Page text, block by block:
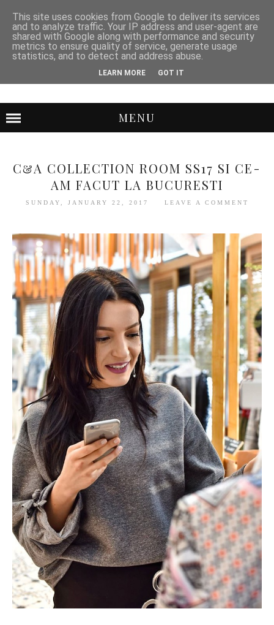
MENU
C&A COLLECTION ROOM SS17 SI CE-
AM FACUT LA BUCURESTI
SUNDAY, JANUARY 22, 2017 LEAVE A COMMENT
This site uses cookies from Google to deliver its services
and to analyze traffic. Your IP address and user-agent are
shared with Google along with performance and security
metrics to ensure quality of service, generate usage
statistics, and to detect and address abuse.
LEARN MORE GOT IT